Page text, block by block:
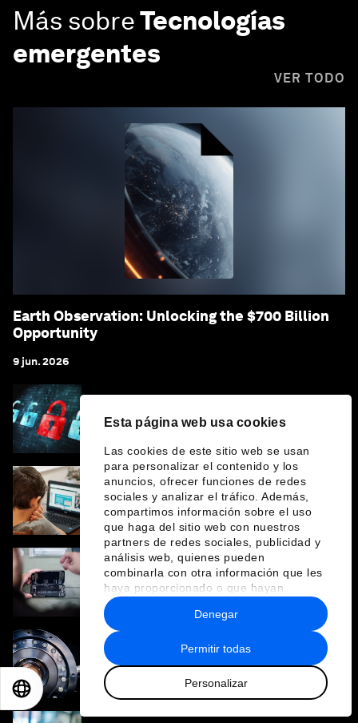
Esta página web usa cookies
Las cookies de este sitio web se usan
para personalizar el contenido y los
anuncios, ofrecer funciones de redes
sociales y analizar el tráfico. Además,
compartimos información sobre el uso
que haga del sitio web con nuestros
partners de redes sociales, publicidad y
análisis web, quienes pueden
combinarla con otra información que les
haya proporcionado o que hayan
recopilado a partir del uso que haya
hecho de sus servicios.
Permitir todas
Personalizar
Denegar
Más sobreTecnologías
emergentes
VER TODO
Earth Observation: Unlocking the $700 Billion
Opportunity
9 jun. 2026
crimen financiero reinventando la
La innovación digital y la gobernanza no son
opuestas, son inseparables
Pasaportes digitales: ¿Cuándo aporta valor
la transparencia a los productos circulares?
Por qué la seguridad cuántica es una
cuestión que los líderes no pueden ignorar
en este momento
EN